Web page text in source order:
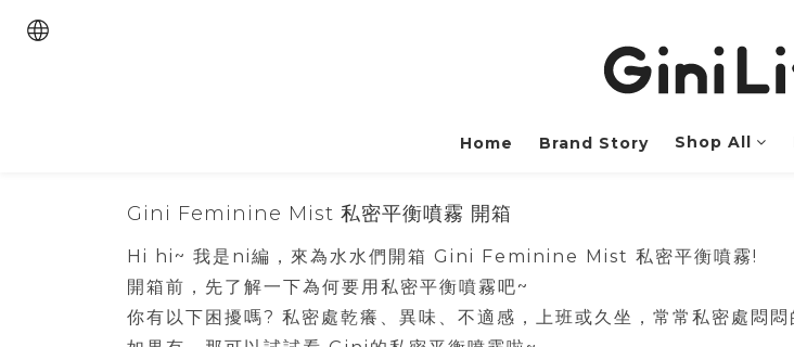
Home Brand Story Shop All
Gini Feminine Mist 私密平衡噴霧 開箱
Hi hi~ 我是ni編，來為水水們開箱 Gini Feminine Mist 私密平衡噴霧!
開箱前，先了解一下為何要用私密平衡噴霧吧~
你有以下困擾嗎? 私密處乾癢、異味、不適感，上班或久坐，常常私密處悶悶